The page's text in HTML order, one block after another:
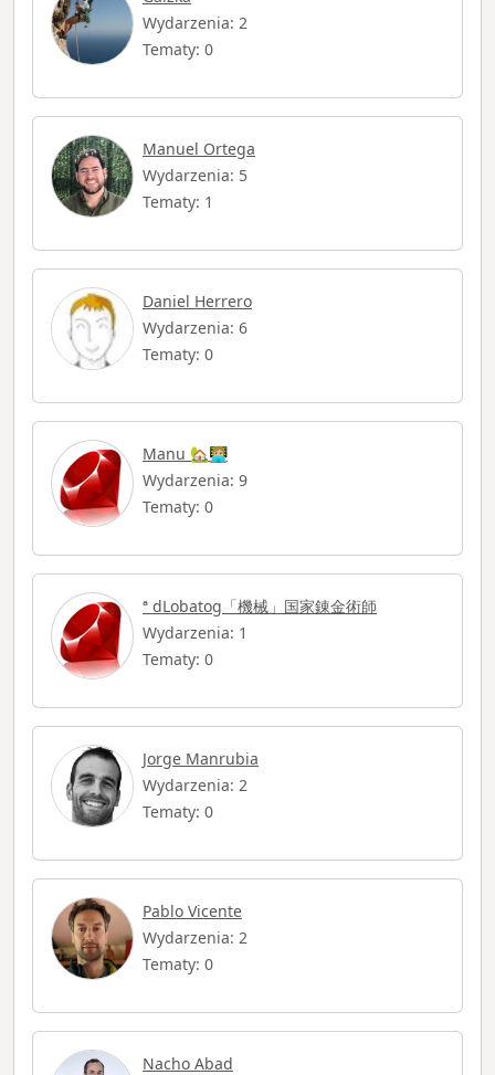
Wydarzenia: 2
Tematy: 0
Manuel Ortega
Wydarzenia: 5
Tematy: 1
Daniel Herrero
Wydarzenia: 6
Tematy: 0
Manu 🏡🧑🏼‍💻
Wydarzenia: 9
Tematy: 0
ª dLobatog「機械」国家錬金術師
Wydarzenia: 1
Tematy: 0
Jorge Manrubia
Wydarzenia: 2
Tematy: 0
Pablo Vicente
Wydarzenia: 2
Tematy: 0
Nacho Abad